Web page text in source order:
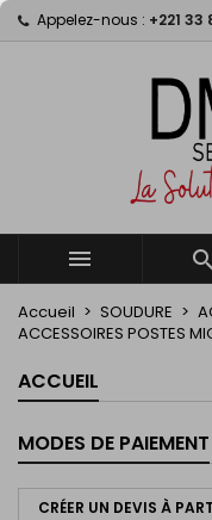
Appelez-nous : +221 33
 
Accueil SOUDURE
ACCESSOIRES POSTES
ACCUEIL
MODES DE PAIEMENT
CRÉER UN DEVIS À
My wishlists
Create new list
Créer une
Nom de la liste
Connexion
Vous devez être
à votre liste